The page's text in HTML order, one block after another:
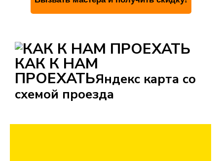
КАК К НАМ
ПРОЕХАТЬЯндекс карта со
схемой проезда